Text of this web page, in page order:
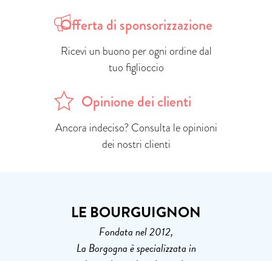
Offerta di sponsorizzazione
Ricevi un buono per ogni ordine dal
tuo figlioccio
Opinione dei clienti
Ancora indeciso? Consulta le opinioni
dei nostri clienti
LE BOURGUIGNON
Fondata nel 2012,
La Borgogna è specializzata in